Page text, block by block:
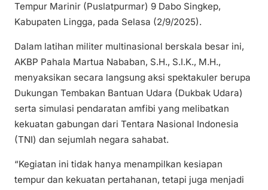
Tempur Marinir (Puslatpurmar) 9 Dabo Singkep,
Kabupaten Lingga, pada Selasa (2/9/2025).
Dalam latihan militer multinasional berskala besar ini,
AKBP Pahala Martua Nababan, S.H., S.I.K., M.H.,
menyaksikan secara langsung aksi spektakuler berupa
Dukungan Tembakan Bantuan Udara (Dukbak Udara)
serta simulasi pendaratan amfibi yang melibatkan
kekuatan gabungan dari Tentara Nasional Indonesia
(TNI) dan sejumlah negara sahabat.
“Kegiatan ini tidak hanya menampilkan kesiapan
tempur dan kekuatan pertahanan, tetapi juga menjadi